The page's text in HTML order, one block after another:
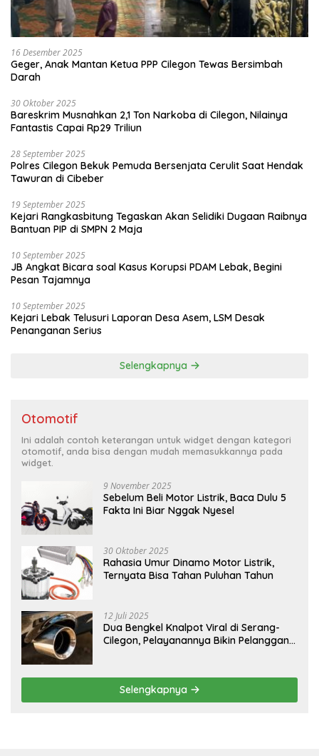
16 Desember 2025
Geger, Anak Mantan Ketua PPP Cilegon Tewas Bersimbah
Darah
30 Oktober 2025
Bareskrim Musnahkan 2,1 Ton Narkoba di Cilegon, Nilainya
Fantastis Capai Rp29 Triliun
28 September 2025
Polres Cilegon Bekuk Pemuda Bersenjata Cerulit Saat Hendak
Tawuran di Cibeber
19 September 2025
Kejari Rangkasbitung Tegaskan Akan Selidiki Dugaan Raibnya
Bantuan PIP di SMPN 2 Maja
10 September 2025
JB Angkat Bicara soal Kasus Korupsi PDAM Lebak, Begini
Pesan Tajamnya
10 September 2025
Kejari Lebak Telusuri Laporan Desa Asem, LSM Desak
Penanganan Serius
Selengkapnya
Otomotif
Ini adalah contoh keterangan untuk widget dengan kategori
otomotif, anda bisa dengan mudah memasukkannya pada
widget.
9 November 2025
Sebelum Beli Motor Listrik, Baca Dulu 5
Fakta Ini Biar Nggak Nyesel
30 Oktober 2025
Rahasia Umur Dinamo Motor Listrik,
Ternyata Bisa Tahan Puluhan Tahun
12 Juli 2025
Dua Bengkel Knalpot Viral di Serang-
Cilegon, Pelayanannya Bikin Pelanggan
Selengkapnya